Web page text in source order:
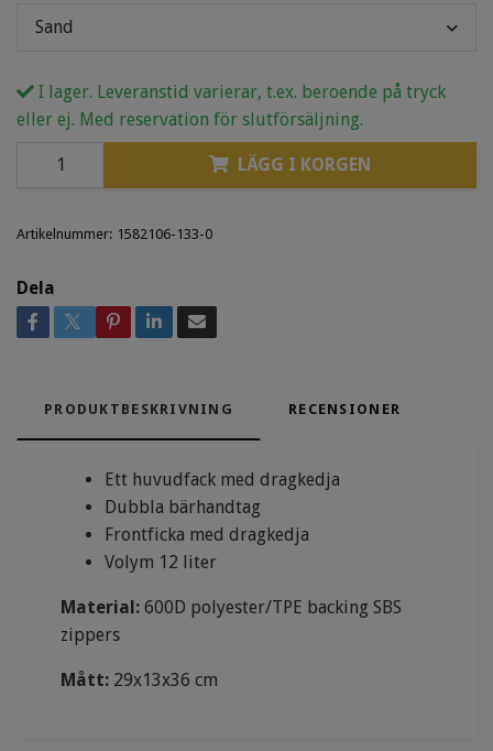
Sand
I lager. Leveranstid varierar, t.ex. beroende på tryck
eller ej. Med reservation för slutförsäljning.
LÄGG I KORGEN
Artikelnummer: 1582106-133-0
Dela
PRODUKTBESKRIVNING RECENSIONER
Ett huvudfack med dragkedja
Dubbla bärhandtag
Frontficka med dragkedja
Volym 12 liter
Material: 600D polyester/TPE backing SBS
zippers
Mått: 29x13x36 cm